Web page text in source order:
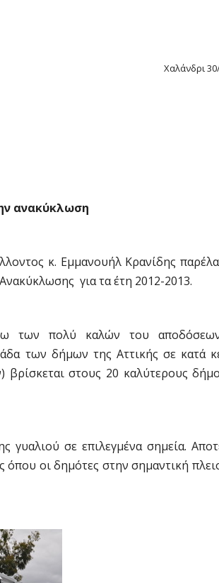
Χαλάνδρι
ανακύκλωση
κ. Εμμανουήλ Κρανίδης
για τα έτη 2012-2013.
των πολύ καλών του
των δήμων της Αττικής σε κατά
στους 20 καλύτερους
γυαλιού σε επιλεγμένα σημεία.
οι δημότες στην σημαντική